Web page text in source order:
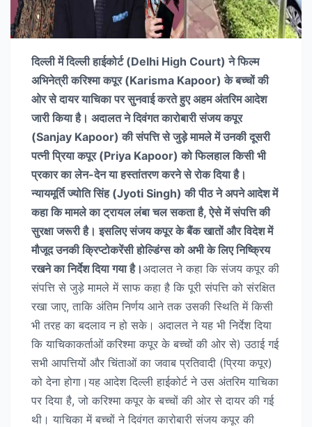
दिल्ली में दिल्ली हाईकोर्ट (Delhi High Court) ने फिल्म
अभिनेत्री करिश्मा कपूर (Karisma Kapoor) के बच्चों की
ओर से दायर याचिका पर सुनवाई करते हुए अहम अंतरिम आदेश
जारी किया है। अदालत ने दिवंगत कारोबारी संजय कपूर
(Sanjay Kapoor) की संपत्ति से जुड़े मामले में उनकी दूसरी
पत्नी प्रिया कपूर (Priya Kapoor) को फिलहाल किसी भी
प्रकार का लेन-देन या हस्तांतरण करने से रोक दिया है।
न्यायमूर्ति ज्योति सिंह (Jyoti Singh) की पीठ ने अपने आदेश में
कहा कि मामले का ट्रायल लंबा चल सकता है, ऐसे में संपत्ति की
सुरक्षा जरूरी है। इसलिए संजय कपूर के बैंक खातों और विदेश में
मौजूद उनकी क्रिप्टोकरेंसी होल्डिंग्स को अभी के लिए निष्क्रिय
रखने का निर्देश दिया गया है।अदालत ने कहा कि संजय कपूर की
संपत्ति से जुड़े मामले में साफ कहा है कि पूरी संपत्ति को संरक्षित
रखा जाए, ताकि अंतिम निर्णय आने तक उसकी स्थिति में किसी
भी तरह का बदलाव न हो सके। अदालत ने यह भी निर्देश दिया
कि याचिकाकर्ताओं करिश्मा कपूर के बच्चों की ओर से) उठाई गई
सभी आपत्तियों और चिंताओं का जवाब प्रतिवादी (प्रिया कपूर)
को देना होगा।यह आदेश दिल्ली हाईकोर्ट ने उस अंतरिम याचिका
पर दिया है, जो करिश्मा कपूर के बच्चों की ओर से दायर की गई
थी। याचिका में बच्चों ने दिवंगत कारोबारी संजय कपूर की